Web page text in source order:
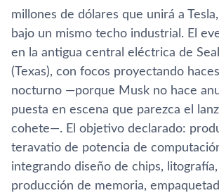
millones de dólares que unirá a
bajo un mismo techo industrial. El
en la antigua central eléctrica de
(Texas), con focos proyectando
nocturno —porque Musk no hace
puesta en escena que parezca el
cohete—. El objetivo declarado:
teravatio de potencia de
integrando diseño de chips,
producción de memoria,